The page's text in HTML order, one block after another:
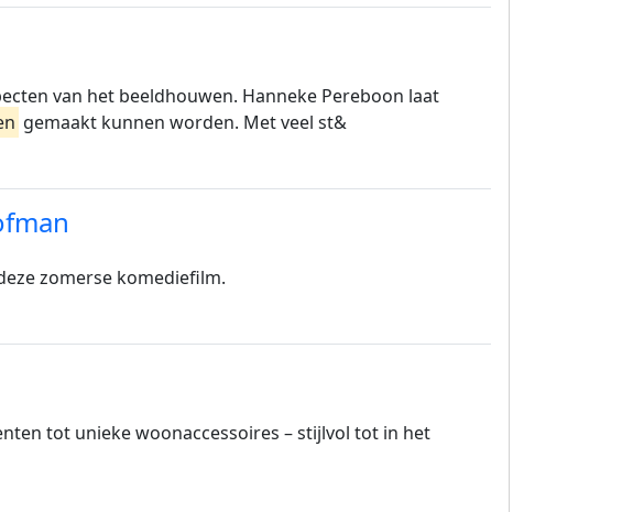
van het beeldhouwen. Hanneke Pereboon laat
gemaakt kunnen worden. Met veel st&
zomerse komediefilm.
tot unieke woonaccessoires – stijlvol tot in het